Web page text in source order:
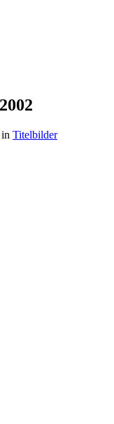
in Titelbilder